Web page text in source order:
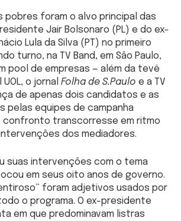
pobres foram o alvo principal das
Jair Bolsonaro (PL) e do ex-
Lula da Silva (PT) no primeiro
turno, na TV Band, em São Paulo,
pool de empresas — além da tevê
o jornal Folha de S.Paulo e a TV
de apenas dois candidatos e as
pelas equipes de campanha
confronto transcorresse em ritmo
dos mediadores.
suas intervenções com o tema
em seus oito anos de governo.
foram adjetivos usados por
o programa. O ex-presidente
em que predominavam listras